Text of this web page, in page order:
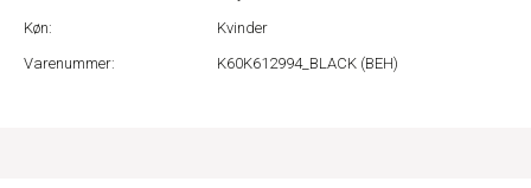
Køn:
Kvinder
Varenummer:
K60K612994_BLACK (BEH)